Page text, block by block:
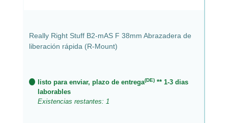
Really Right Stuff B2-mAS F 38mm Abrazadera de
liberación rápida (R-Mount)
listo para enviar, plazo de entrega(DE) ** 1-3 dias
laborables
Existencias restantes: 1